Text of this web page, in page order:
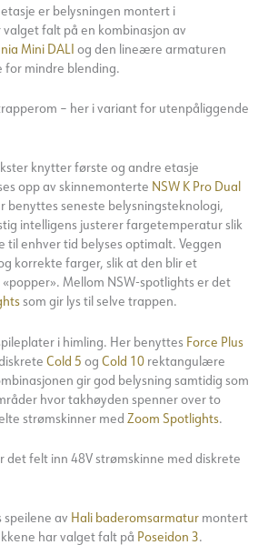
er belysningen montert i
falt på en kombinasjon av
Mini DALI og den lineære armaturen
for mindre blending.
– her i variant for utenpåliggende
knytter første og andre etasje
opp av skinnemonterte NSW K Pro Dual
benyttes seneste belysningsteknologi,
intelligens justerer fargetemperatur slik
til enhver tid belyses optimalt. Veggen
korrekte farger, slik at den blir et
Mellom NSW-spotlights er det
som gir lys til selve trappen.
i himling. Her benyttes Force Plus
Cold 5 og Cold 10 rektangulære
gir god belysning samtidig som
hvor takhøyden spenner over to
strømskinner med Zoom Spotlights.
det felt inn 48V strømskinne med diskrete
av Hali baderomsarmatur montert
har valget falt på Poseidon 3.